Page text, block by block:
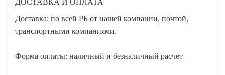
ДОСТАВКА И ОПЛАТА
Доставка: по всей РБ от нашей компании, почтой,
транспортными компаниями.
Форма оплаты: наличный и безналичный расчет